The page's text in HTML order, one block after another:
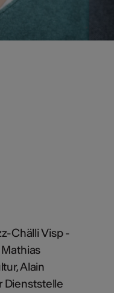
Chälli Visp -
Alain
Dienststelle